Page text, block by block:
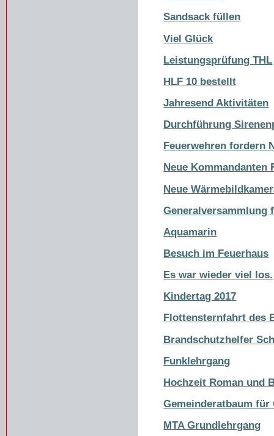
Sandsack füllen
Viel Glück
Leistungsprüfung THL
HLF 10 bestellt
Jahresend Aktivitäten
Durchführung
Feuerwehren fordern
Neue Kommandanten
Neue
Generalversammlung
Aquamarin
Besuch im Feuerhaus
Es war wieder viel los.
Kindertag 2017
Flottensternfahrt des
Brandschutzhelfer
Funklehrgang
Hochzeit Roman und
Gemeinderatbaum
MTA Grundlehrgang